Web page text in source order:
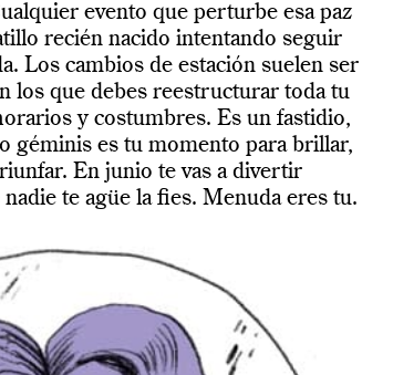
evento que perturbe esa paz
recién nacido intentando seguir
Los cambios de estación suelen ser
los que debes reestructurar toda tu
y costumbres. Es un fastidio,
géminis es tu momento para brillar,
En junio te vas a divertir
te agüe la fies. Menuda eres tu.